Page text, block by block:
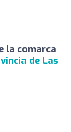
la comarca
de Las